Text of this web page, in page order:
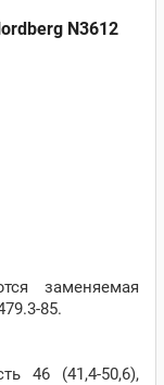
N3612
заменяемая
85.
46 (41,4-50,6),